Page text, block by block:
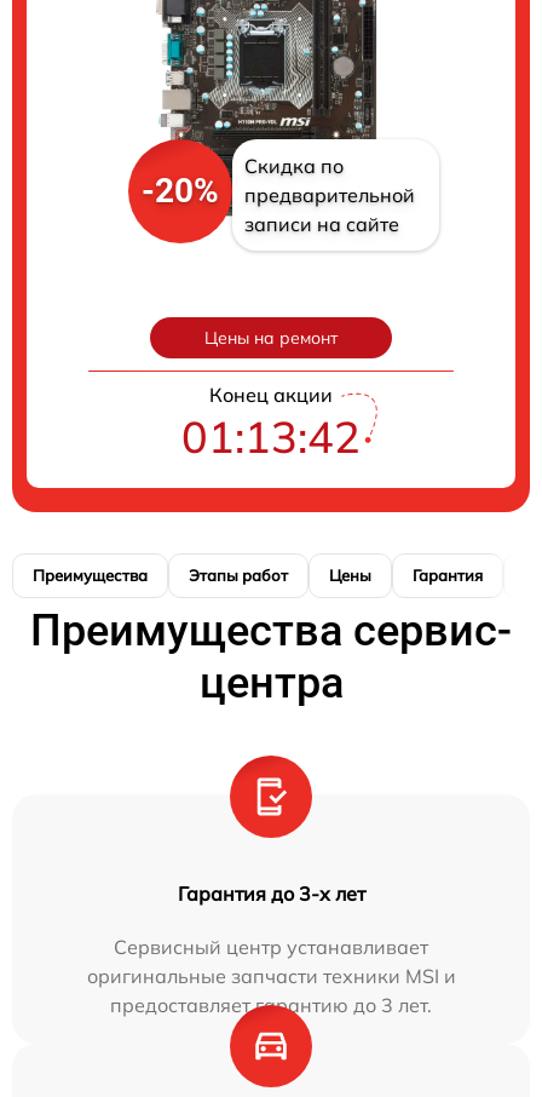
-20%
Скидка по
предварительной
записи на сайте
Цены на ремонт
Конец акции
01:13:40
Преимущества Этапы работ Цены Гарантия
Преимущества сервис-
центра
Гарантия до 3-х лет
Сервисный центр устанавливает
оригинальные запчасти техники MSI и
предоставляет гарантию до 3 лет.